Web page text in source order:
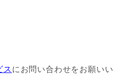
ス にお問い合わせをお願い